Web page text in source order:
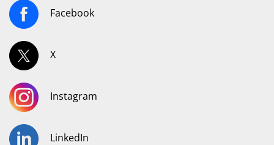
Facebook
X
Instagram
LinkedIn